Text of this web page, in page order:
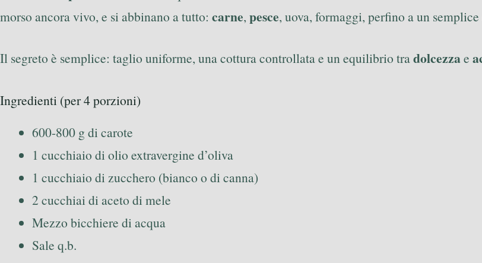
morso ancora vivo, e si abbinano a tutto: carne, pesce, uova, formaggi, perfino a un
Il segreto è semplice: taglio uniforme, una cottura controllata e un equilibrio tradolcezzae
Ingredienti (per 4 porzioni)
600-800 g di carote
1 cucchiaio di olio extravergine d’oliva
1 cucchiaio di zucchero (bianco o di canna)
2 cucchiai di aceto di mele
Mezzo bicchiere di acqua
Sale q.b.